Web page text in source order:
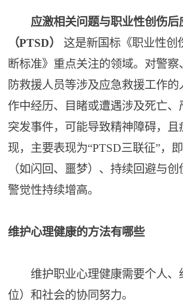
应激相关问题与职业性创伤后
（PTSD）
这是新国标《职业性创
断标准》重点关注的领域。对警察
防救援人员等涉及应急救援工作
作中经历、目睹或遭遇涉及死亡、
突发事件，可能导致精神障碍，且
现，主要表现为“PTSD三联征”，
（如闪回、噩梦）、持续回避与创
警觉性持续增高。
维护心理健康的方法有哪些
维护职业心理健康需要个人、
位）和社会的协同努力。